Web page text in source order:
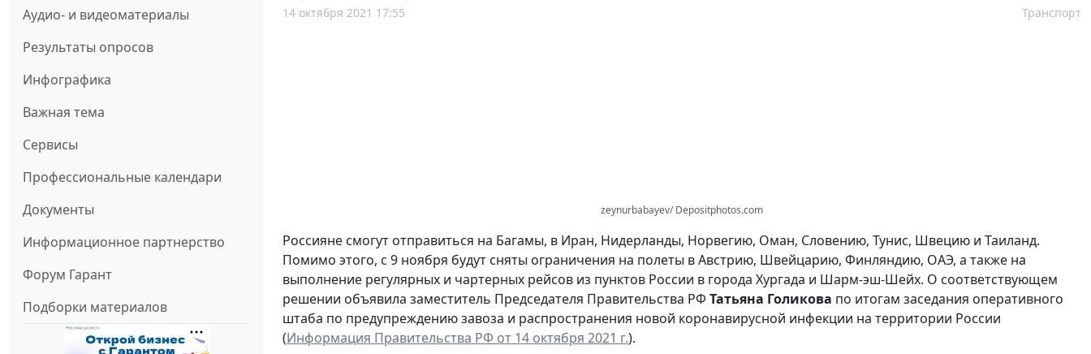
Аудио- и видеоматериалы
Результаты опросов
Инфографика
Важная тема
Сервисы
Профессиональные календари
Документы
Информационное партнерство
Форум Гарант
Подборки материалов
14 октября 2021 17:55 Транспорт
zeynurbabayev/ Depositphotos.com
Россияне смогут отправиться на Багамы, в Иран, Нидерланды, Норвегию, Оман, Словению, Тунис, Швецию и Таиланд.
Помимо этого, с 9 ноября будут сняты ограничения на полеты в Австрию, Швейцарию, Финляндию, ОАЭ, а также на
выполнение регулярных и чартерных рейсов из пунктов России в города Хургада и Шарм-эш-Шейх. О соответствующем
решении объявила заместитель Председателя Правительства РФ Татьяна Голикова по итогам заседания оперативного
штаба по предупреждению завоза и распространения новой коронавирусной инфекции на территории России
(Информация Правительства РФ от 14 октября 2021 г.).